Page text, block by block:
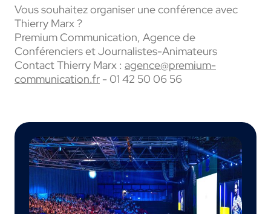
Vous souhaitez organiser une conférence avec
Thierry Marx ?
Premium Communication, Agence de
Conférenciers et Journalistes-Animateurs
Contact Thierry Marx : agence@premium-
communication.fr - 01 42 50 06 56